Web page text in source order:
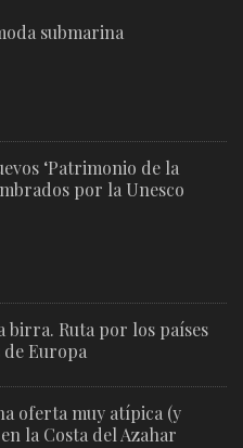
submarina
‘Patrimonio de la
por la Unesco
birra. Ruta por los países
Europa
oferta muy atípica (y
la Costa del Azahar